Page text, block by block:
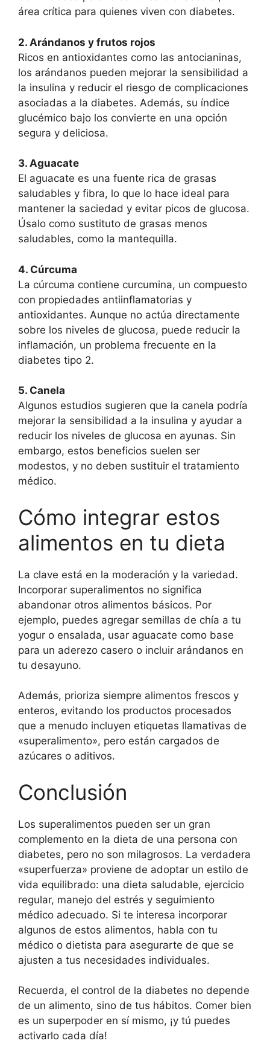
área crítica para quienes viven con diabetes.
2. Arándanos y frutos rojos
Ricos en antioxidantes como las antocianinas,
los arándanos pueden mejorar la sensibilidad a
la insulina y reducir el riesgo de complicaciones
asociadas a la diabetes. Además, su índice
glucémico bajo los convierte en una opción
segura y deliciosa.
3. Aguacate
El aguacate es una fuente rica de grasas
saludables y fibra, lo que lo hace ideal para
mantener la saciedad y evitar picos de glucosa.
Úsalo como sustituto de grasas menos
saludables, como la mantequilla.
4. Cúrcuma
La cúrcuma contiene curcumina, un compuesto
con propiedades antiinflamatorias y
antioxidantes. Aunque no actúa directamente
sobre los niveles de glucosa, puede reducir la
inflamación, un problema frecuente en la
diabetes tipo 2.
5. Canela
Algunos estudios sugieren que la canela podría
mejorar la sensibilidad a la insulina y ayudar a
reducir los niveles de glucosa en ayunas. Sin
embargo, estos beneficios suelen ser
modestos, y no deben sustituir el tratamiento
médico.
Cómo integrar estos
alimentos en tu dieta
La clave está en la moderación y la variedad.
Incorporar superalimentos no significa
abandonar otros alimentos básicos. Por
ejemplo, puedes agregar semillas de chía a tu
yogur o ensalada, usar aguacate como base
para un aderezo casero o incluir arándanos en
tu desayuno.
Además, prioriza siempre alimentos frescos y
enteros, evitando los productos procesados
que a menudo incluyen etiquetas llamativas de
«superalimento», pero están cargados de
azúcares o aditivos.
Conclusión
Los superalimentos pueden ser un gran
complemento en la dieta de una persona con
diabetes, pero no son milagrosos. La verdadera
«superfuerza» proviene de adoptar un estilo de
vida equilibrado: una dieta saludable, ejercicio
regular, manejo del estrés y seguimiento
médico adecuado. Si te interesa incorporar
algunos de estos alimentos, habla con tu
médico o dietista para asegurarte de que se
ajusten a tus necesidades individuales.
Recuerda, el control de la diabetes no depende
de un alimento, sino de tus hábitos. Comer bien
es un superpoder en sí mismo, ¡y tú puedes
activarlo cada día!